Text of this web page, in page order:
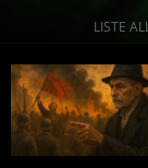
LISTE